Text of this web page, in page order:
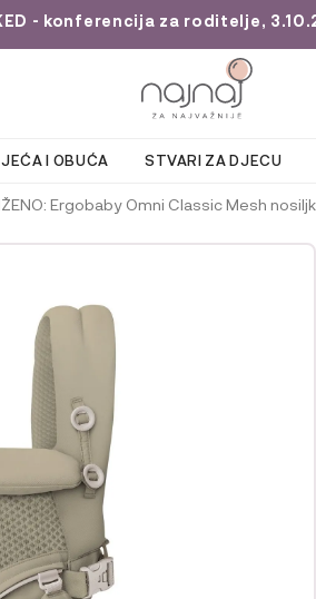
- konferencija za roditelje,
I OBUĆA STVARI ZA DJECU
Ergobaby Omni Classic Mesh